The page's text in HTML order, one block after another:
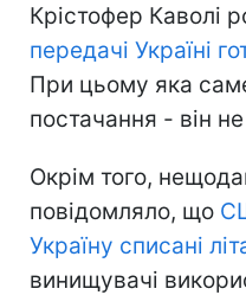
Крістофер Каволі
передачі Україні
При цьому яка
постачання - він
Окрім того,
повідомляло, що
Україну списані
винищувачі